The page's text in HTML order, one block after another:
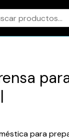
para